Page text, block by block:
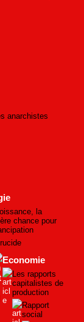
anarchistes
la
chance pour
Economie
Les rapports
capitalistes de
production
Rapport
social